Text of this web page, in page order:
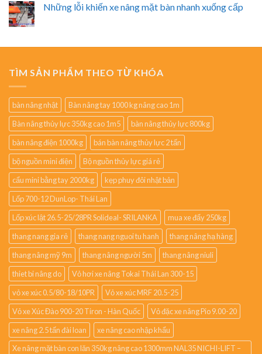
Những lỗi khiến xe nâng mặt bàn nhanh xuống cấp
TÌM SẢN PHẨM THEO TỪ KHÓA
bàn nâng nhật
Bàn nâng tay 1000 kg nâng cao 1m
Bàn nâng thủy lực 350kg cao 1m5
bàn nâng thủy lực 800kg
bàn nâng điện 1000kg
bán bàn nâng thủy lực 2 tấn
bộ nguồn mini điện
Bộ nguồn thủy lực giá rẻ
cẩu mini bằng tay 2000kg
kẹp phuy đôi nhật bản
Lốp 700-12 DunLop- Thái Lan
Lốp xúc lật 26.5-25/28PR Solideal- SRILANKA
mua xe đẩy 250kg
thang nang gia rẻ
thang nang nguoi tu hanh
thang nâng hạ hàng
thang nâng mỹ 9m
thang nâng người 5m
thang nâng niuli
thiet bi nâng do
Vỏ hơi xe nâng Tokai Thái Lan 300-15
vỏ xe xúc 0.5/80-18/10PR
Vỏ xe xúc MRF 20.5-25
Vỏ xe Xúc Đào 900-20 Tiron - Hàn Quốc
Vỏ đặc xe nâng Pio 9.00-20
xe nâng 2.5 tấn đài loan
xe nâng cao nhập khẩu
Xe nâng mặt bàn con lăn 350kg nâng cao 1300mm NAL35 NICHI-LIFT –